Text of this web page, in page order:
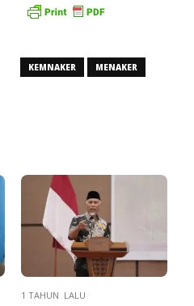
KEMNAKER MENAKER
1 TAHUN LALU